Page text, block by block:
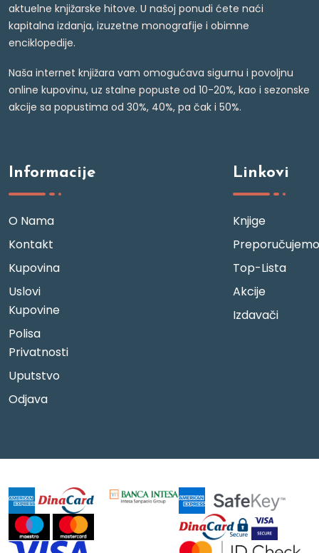
aktuelne knjižarske hitove. U našoj ponudi ćete naći
kapitalna izdanja, izuzetne monografije i obimne
enciklopedije.
Naša internet knjižara vam omogućava sigurnu i povoljnu
online kupovinu, uz stalne popuste od 10-20%, kao i sezonske
akcije sa popustima od 30%, 40%, pa čak i 50%.
Informacije
O Nama
Kontakt
Kupovina
Uslovi
Kupovine
Polisa
Privatnosti
Uputstvo
Odjava
Linkovi
Knjige
Preporučujemo
Top-Lista
Akcije
Izdavači